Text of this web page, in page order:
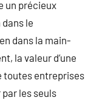
un précieux
le
dans la main-
la valeur d’une
toutes entreprises
par les seuls